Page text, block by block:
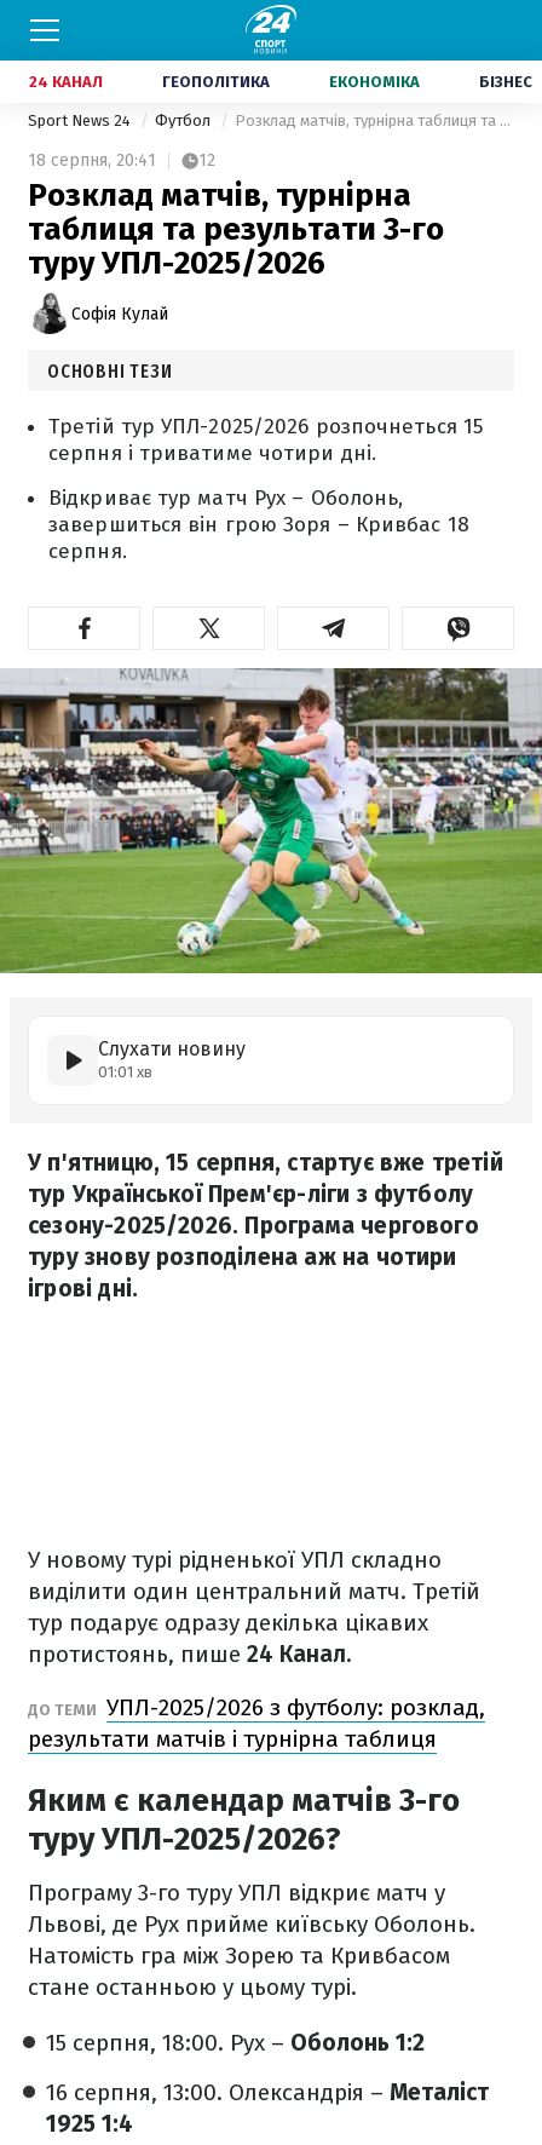
24 КАНАЛ ГЕОПОЛІТИКА ЕКОНОМІКА БІЗНЕС
Sport News 24 Футбол Розклад матчів, турнірна таблиця та результати 3-го туру УПЛ-2025/2026
18 серпня, 20:41 12
Розклад матчів, турнірна
таблиця та результати 3-го
туру УПЛ-2025/2026
Софія Кулай
ОСНОВНІ ТЕЗИ
Третій тур УПЛ-2025/2026 розпочнеться 15
серпня і триватиме чотири дні.
Відкриває тур матч Рух – Оболонь,
завершиться він грою Зоря – Кривбас 18
серпня.
Слухати новину
01:01 хв
У п'ятницю, 15 серпня, стартує вже третій
тур Української Прем'єр-ліги з футболу
сезону-2025/2026. Програма чергового
туру знову розподілена аж на чотири
ігрові дні.
У новому турі рідненької УПЛ складно
виділити один центральний матч. Третій
тур подарує одразу декілька цікавих
протистоянь, пише 24 Канал.
ДО ТЕМИ УПЛ-2025/2026 з футболу: розклад,
результати матчів і турнірна таблиця
Яким є календар матчів 3-го
туру УПЛ-2025/2026?
Програму 3-го туру УПЛ відкриє матч у
Львові, де Рух прийме київську Оболонь.
Натомість гра між Зорею та Кривбасом
стане останньою у цьому турі.
15 серпня, 18:00. Рух – Оболонь 1:2
16 серпня, 13:00. Олександрія – Металіст
1925 1:4